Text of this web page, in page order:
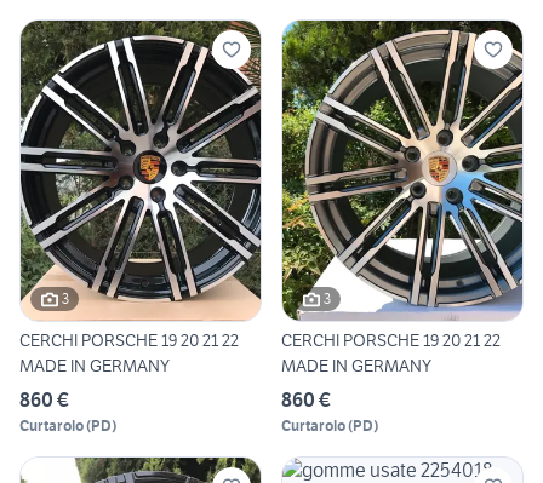
3
CERCHI PORSCHE 19 20 21 22
MADE IN GERMANY
860 €
Curtarolo(PD)
3
CERCHI PORSCHE 19 20 21 22
MADE IN GERMANY
860 €
Curtarolo(PD)